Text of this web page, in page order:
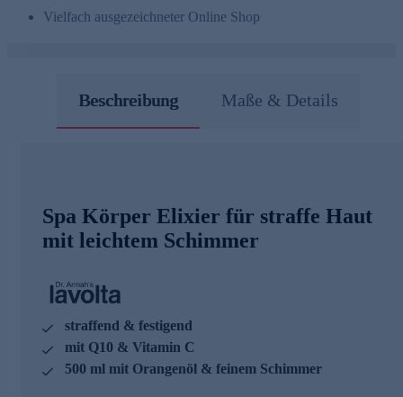
Vielfach ausgezeichneter Online Shop
Beschreibung Maße & Details
Spa Körper Elixier für straffe Haut
mit leichtem Schimmer
straffend & festigend
mit Q10 & Vitamin C
500 ml mit Orangenöl & feinem Schimmer